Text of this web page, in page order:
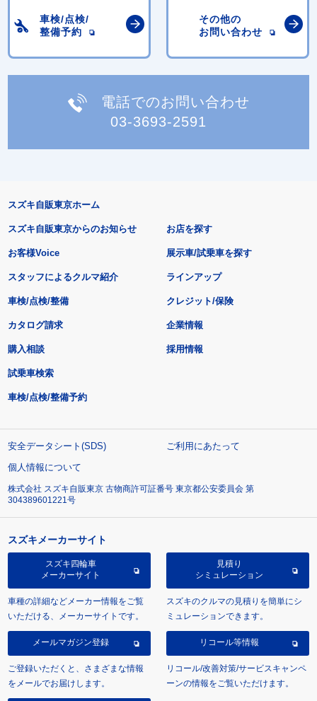
車検/点検/
整備予約
その他の
お問い合わせ
電話でのお問い合わせ
03-3693-2591
スズキ自販東京ホーム
スズキ自販東京からのお知らせ
お客様Voice
スタッフによるクルマ紹介
お店を探す
展示車/試乗車を探す
ラインアップ
車検/点検/整備 クレジット/保険
カタログ請求
購入相談
試乗車検索
車検/点検/整備予約
企業情報
採用情報
安全データシート(SDS)
ご利用にあたって
個人情報について
株式会社 スズキ自販東京 古物商許可証番号 東京都公安委員会 第
304389601221号
スズキメーカーサイト
スズキ四輪車
メーカーサイト
車種の詳細などメーカー情報をご覧
いただける、メーカーサイトです。
見積り
シミュレーション
スズキのクルマの見積りを簡単にシ
ミュレーションできます。
メールマガジン登録
ご登録いただくと、さまざまな情報
をメールでお届けします。
リコール等情報
リコール/改善対策/サービスキャンペ
ーンの情報をご覧いただけます。